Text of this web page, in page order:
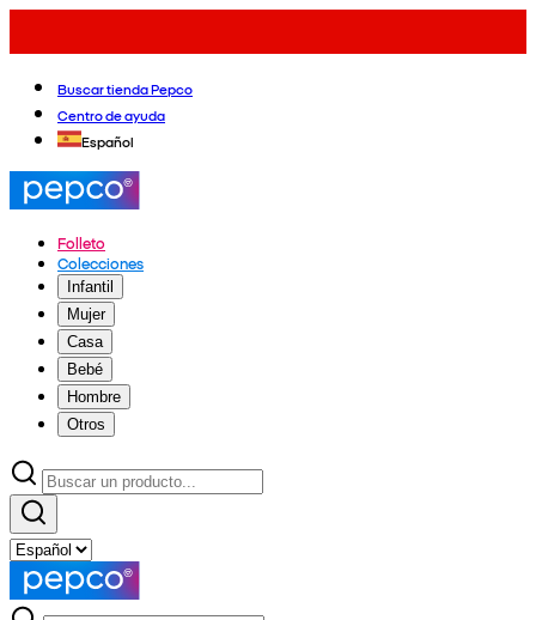
Buscar tienda Pepco
Centro de ayuda
Español
Folleto
Colecciones
Infantil
Mujer
Casa
Bebé
Hombre
Otros